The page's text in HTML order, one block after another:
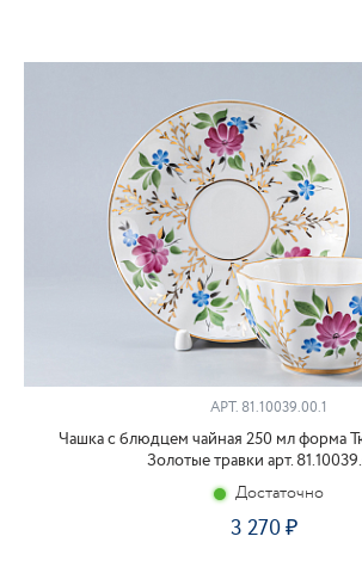
АРТ.81.10039.00.1
Чашка с блюдцем чайная 250 мл форма
Золотые травки арт.
Достаточно
3 270